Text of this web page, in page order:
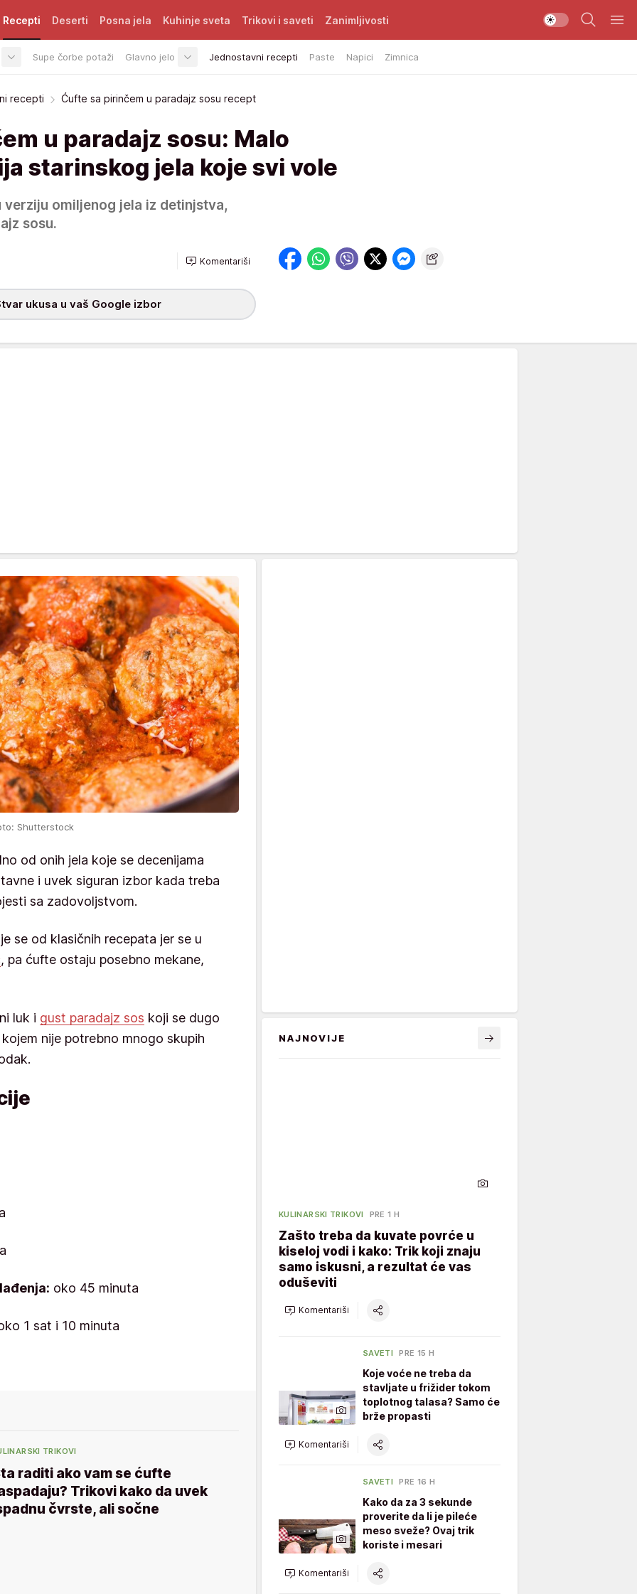
Recepti
Supe čorbe potaži Glavno jelo Jednostavni recepti Paste Napici Zimnica
Deserti Posna jela Kuhinje sveta Trikovi i saveti Zanimljivosti
recepti Ćufte sa pirinčem u paradajz sosu recept
u paradajz sosu: Malo
starinskog jela koje svi vole
omiljenog jela iz detinjstva,
sosu.
Komentariši
ukusa u vaš Google izbor
Shutterstock
od onih jela koje se decenijama
i uvek siguran izbor kada treba
sa zadovoljstvom.
se od klasičnih recepata jer se u
, pa ćufte ostaju posebno mekane,
luk i gust paradajz sos koji se dugo
nije potrebno mnogo skupih
oko 45 minuta
1 sat i 10 minuta
TRIKOVI
raditi ako vam se ćufte
Trikovi kako da uvek
čvrste, ali sočne
NAJNOVIJE
KULINARSKI TRIKOVI PRE 1 H
Zašto treba da kuvate povrće u
kiseloj vodi i kako: Trik koji znaju
samo iskusni, a rezultat će vas
oduševiti
Komentariši
SAVETI PRE 15 H
Koje voće ne treba da
stavljate u frižider tokom
toplotnog talasa? Samo će
brže propasti
Komentariši
SAVETI PRE 16 H
Kako da za 3 sekunde
proverite da li je pileće
meso sveže? Ovaj trik
koriste i mesari
Komentariši